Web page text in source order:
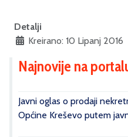
Detalji
Kreirano: 10 Lipanj 2016
Najnovije na
Javni oglas o prodaji
Općine Kreševo putem